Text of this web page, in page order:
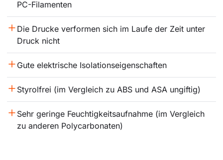
PC-Filamenten
Die Drucke verformen sich im Laufe der Zeit unter
Druck nicht
Gute elektrische Isolationseigenschaften
Styrolfrei (im Vergleich zu ABS und ASA ungiftig)
Sehr geringe Feuchtigkeitsaufnahme (im Vergleich
zu anderen Polycarbonaten)